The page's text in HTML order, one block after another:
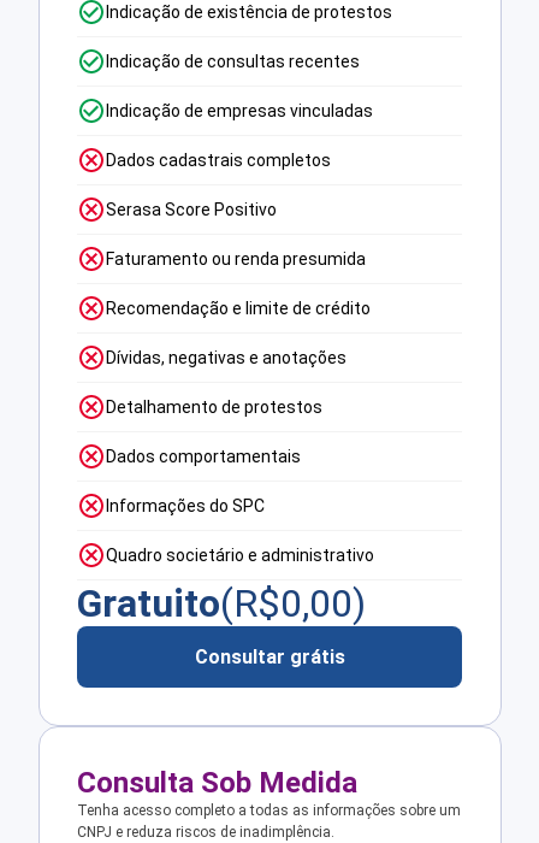
Indicação de existência de protestos
Indicação de consultas recentes
Indicação de empresas vinculadas
Dados cadastrais completos
Serasa Score Positivo
Faturamento ou renda presumida
Recomendação e limite de crédito
Dívidas, negativas e anotações
Detalhamento de protestos
Dados comportamentais
Informações do SPC
Quadro societário e administrativo
Gratuito(R$0,00)
Consultar grátis
Consulta Sob Medida
Tenha acesso completo a todas as informações sobre um
CNPJ e reduza riscos de inadimplência.